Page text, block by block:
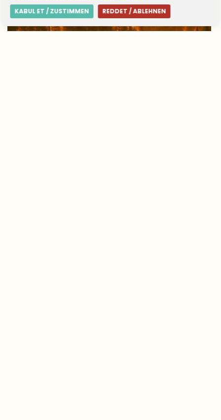
KABUL ET / ZUSTIMMEN
REDDET / ABLEHNEN